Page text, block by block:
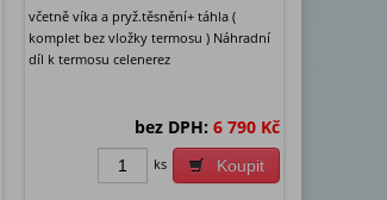
včetně víka a pryž.těsnění+ táhla (
komplet bez vložky termosu ) Náhradní
díl k termosu celenerez
bez DPH: 6 790 Kč
Koupit
ks